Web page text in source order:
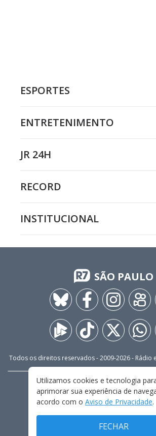
ESPORTES
ENTRETENIMENTO
JR 24H
RECORD
INSTITUCIONAL
SÃO PAULO
Todos os direitos reservados - 2009-2026- Rádio
FALE CONOSCO
TERMOS E CONDIÇÕES DE USO
Utilizamos cookies e tecnologia
aprimorar sua experiência de
acordo com o Aviso de Privacidade.
FECHAR